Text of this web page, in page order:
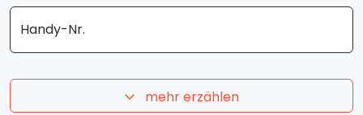
Handy-Nr.
mehr erzählen